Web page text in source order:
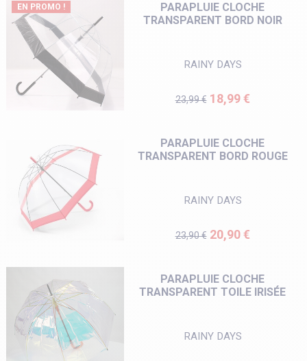
PARAPLUIE CLOCHE
TRANSPARENT BORD NOIR
RAINY DAYS
Prix de base
23,99 € Prix
18,99 €
EN PROMO !
PARAPLUIE CLOCHE
TRANSPARENT BORD ROUGE
RAINY DAYS
Prix de base
23,90 € Prix
20,90 €
PARAPLUIE CLOCHE
TRANSPARENT TOILE IRISÉE
RAINY DAYS